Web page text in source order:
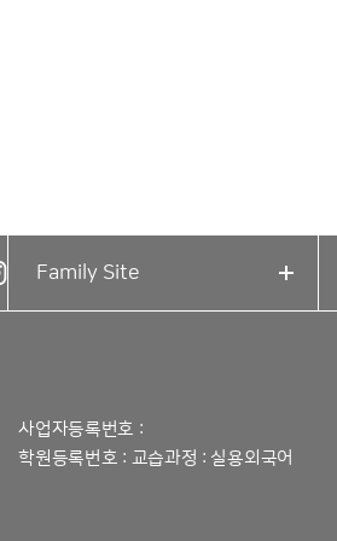
Family Site
사업자등록번호 :
학원등록번호 : 교습과정 : 실용외국어